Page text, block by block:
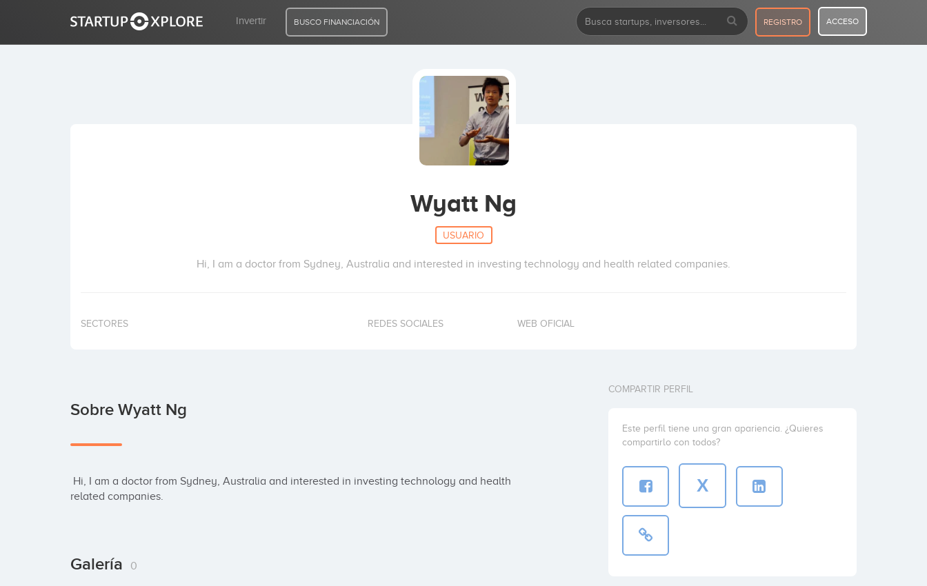
Invertir BUSCO FINANCIACIÓN REGISTRO ACCESO
Wyatt Ng
USUARIO
Hi, I am a doctor from Sydney, Australia and interested in investing technology and health related companies.
SECTORES REDES SOCIALES WEB OFICIAL
Sobre Wyatt Ng
related companies.
Galería 0
COMPARTIR PERFIL
Este perfil tiene una gran apariencia. ¿Quieres
compartirlo con todos?
X